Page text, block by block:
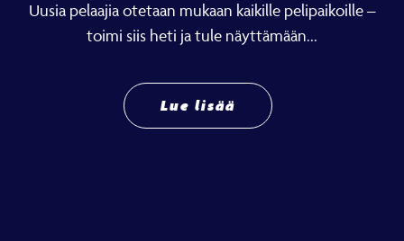
Uusia pelaajia otetaan mukaan kaikille pelipaikoille –
toimi siis heti ja tule näyttämään...
Lue lisää